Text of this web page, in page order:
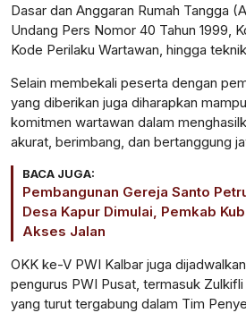
Dasar dan Anggaran Rumah Tangga
Undang Pers Nomor 40 Tahun 1999,
Kode Perilaku Wartawan, hingga
Selain membekali peserta dengan
yang diberikan juga diharapkan
komitmen wartawan dalam
akurat, berimbang, dan bertanggung
BACA JUGA:
Pembangunan Gereja Santo
Desa Kapur Dimulai, Pemkab
Akses Jalan
OKK ke-V PWI Kalbar juga
pengurus PWI Pusat, termasuk Zulkifli
yang turut tergabung dalam Tim